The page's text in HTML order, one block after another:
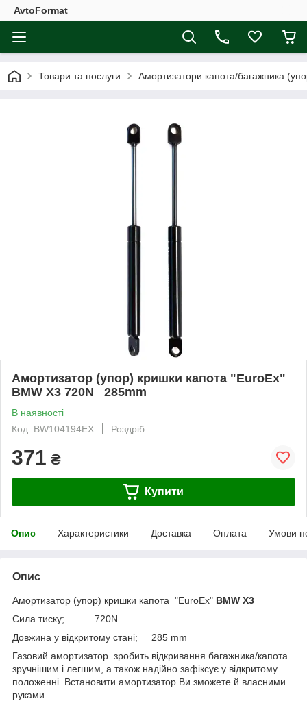
AvtoFormat
Товари та послуги Амортизатори капота/багажника
Амортизатор (упор) кришки капота "EuroEx"
BMW X3 720N 285mm
В наявності
Код: BW104194EX
Роздріб
371 ₴
Купити
Опис Характеристики Доставка Оплата Умови
Опис
Амортизатор (упор) кришки капота "EuroEx" BMW X3
Сила тиску; 720N
Довжина у відкритому стані; 285 mm
Газовий амортизатор зробить відкривання багажника/капота
зручнішим і легшим, а також надійно зафіксує у відкритому
положенні. Встановити амортизатор Ви зможете й власними
руками.